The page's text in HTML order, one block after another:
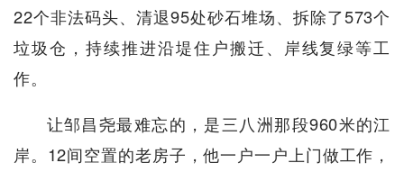
22个非法码头、清退95处砂石堆场、拆除了573个
垃圾仓，持续推进沿堤住户搬迁、岸线复绿等工
作。
让邹昌尧最难忘的，是三八洲那段960米的江
岸。12间空置的老房子，他一户一户上门做工作，